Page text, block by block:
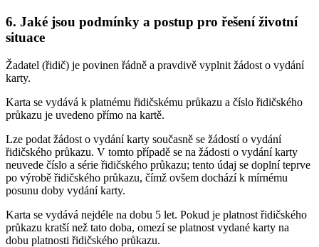
6. Jaké jsou podmínky a postup pro řešení životní
situace
Žadatel (řidič) je povinen řádně a pravdivě vyplnit žádost o vydání
karty.
Karta se vydává k platnému řidičskému průkazu a číslo řidičského
průkazu je uvedeno přímo na kartě.
Lze podat žádost o vydání karty současně se žádostí o vydání
řidičského průkazu. V tomto případě se na žádosti o vydání karty
neuvede číslo a série řidičského průkazu; tento údaj se doplní teprve
po výrobě řidičského průkazu, čímž ovšem dochází k mírnému
posunu doby vydání karty.
Karta se vydává nejdéle na dobu 5 let. Pokud je platnost řidičského
průkazu kratší než tato doba, omezí se platnost vydané karty na
dobu platnosti řidičského průkazu.